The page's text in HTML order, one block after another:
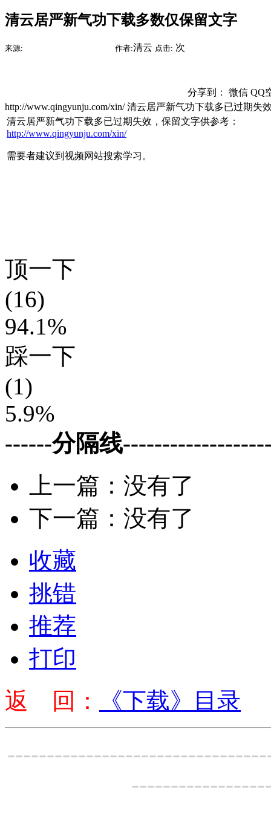
清云居严新气功下载多数仅保留文字
来源: 作者:清云 点击: 次
分享到： 微信 QQ
http://www.qingyunju.com/xin/ 清云居严新气功下载多已过期
清云居严新气功下载多已过期失效，保留文字供参考：
http://www.qingyunju.com/xin/
需要者建议到视频网站搜索学习。
顶一下
(16)
94.1%
踩一下
(1)
5.9%
------分隔线
上一篇：没有了
下一篇：没有了
收藏
挑错
推荐
打印
返 回：
《下载》目录